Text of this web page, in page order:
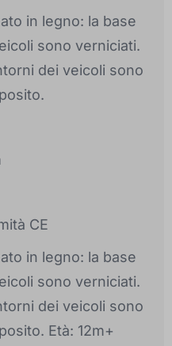
in legno: la base
sono verniciati.
dei veicoli sono
CE
in legno: la base
sono verniciati.
dei veicoli sono
Età: 12m+